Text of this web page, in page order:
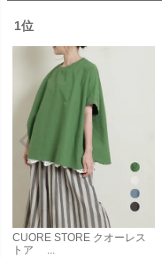
1位
CUORE STORE クオーレス
トア ...